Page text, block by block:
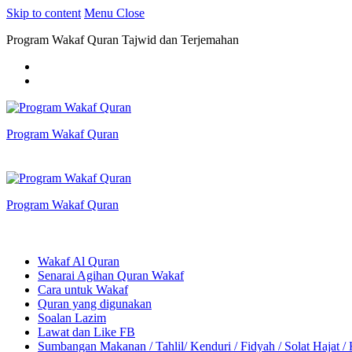
Skip to content Menu Close
Program Wakaf Quran Tajwid dan Terjemahan
Program Wakaf Quran
Program Wakaf Quran
Wakaf Al Quran
Senarai Agihan Quran Wakaf
Cara untuk Wakaf
Quran yang digunakan
Soalan Lazim
Lawat dan Like FB
Sumbangan Makanan / Tahlil/ Kenduri / Fidyah / Solat Hajat /